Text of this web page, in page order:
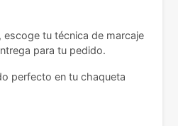
escoge tu técnica de marcaje
para tu pedido.
perfecto en tu chaqueta